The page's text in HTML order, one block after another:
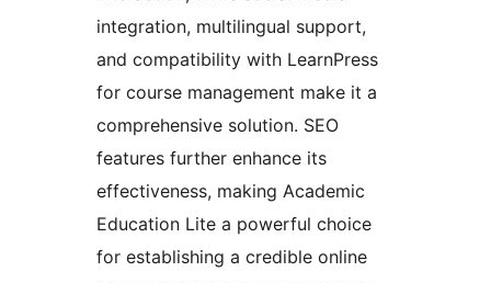
integration, multilingual support,
and compatibility with LearnPress
for course management make it a
comprehensive solution. SEO
features further enhance its
effectiveness, making Academic
Education Lite a powerful choice
for establishing a credible online